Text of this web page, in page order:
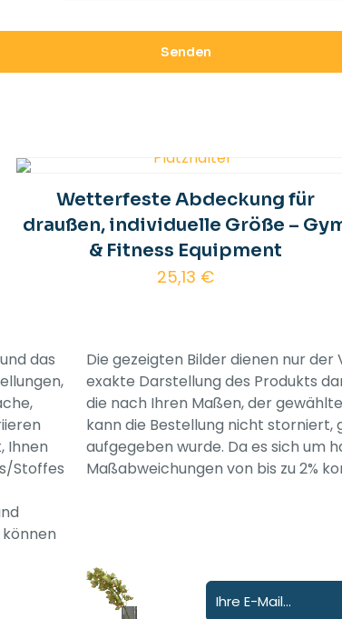
Wetterfeste Abdeckung für
draußen, individuelle Größe –
& Fitness Equipment
25,13 €
das
Ihnen
Stoffes
Die gezeigten Bilder dienen nur
exakte Darstellung des Produkts
die nach Ihren Maßen, der
kann die Bestellung nicht
aufgegeben wurde. Da es sich um
Maßabweichungen von bis zu 2%